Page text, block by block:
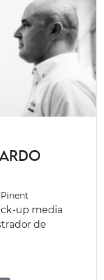
up media
de